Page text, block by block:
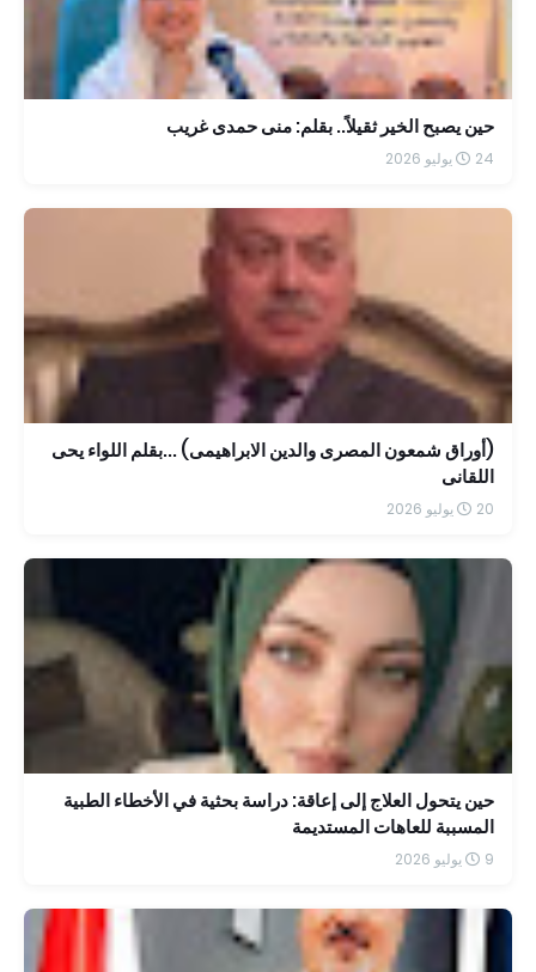
حين يصبح الخير ثقيلاً.. بقلم: منى حمدى غريب
24 يوليو 2026
(أوراق شمعون المصرى والدين الابراهيمى) ...بقلم اللواء يحى
اللقانى
20 يوليو 2026
حين يتحول العلاج إلى إعاقة: دراسة بحثية في الأخطاء الطبية
المسببة للعاهات المستديمة
9 يوليو 2026